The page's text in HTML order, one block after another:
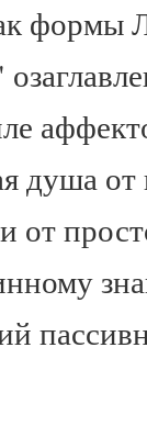
душа
от